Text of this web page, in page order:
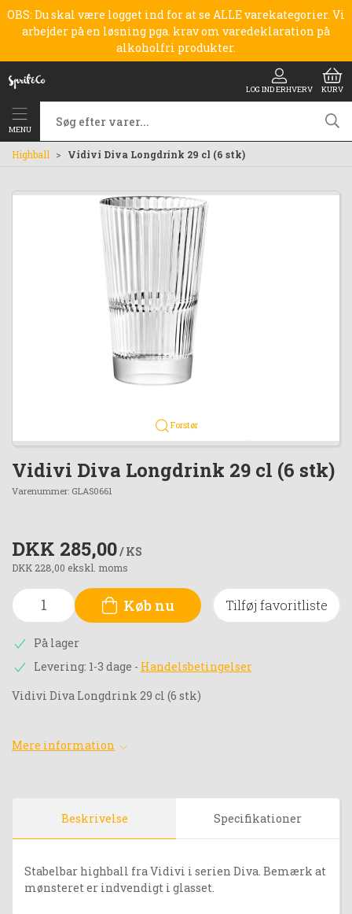
OBS: Du skal være logget ind for at se ALLE varekategorier. Vi
arbejder på en løsning pga. krav om varedeklaration på
alkoholfri produkter.
LOG IND ERHVERV KURV
MENU
Highball Vidivi Diva Longdrink 29 cl (6 stk)
Forstør
Vidivi Diva Longdrink 29 cl (6 stk)
Varenummer: GLAS0661
DKK 285,00/ KS
DKK 228,00 ekskl. moms
Køb nu Tilføj favoritliste
På lager
Levering: 1-3 dage - Handelsbetingelser
Vidivi Diva Longdrink 29 cl (6 stk)
Mere information
Beskrivelse Specifikationer
Stabelbar highball fra Vidivi i serien Diva. Bemærk at
mønsteret er indvendigt i glasset.